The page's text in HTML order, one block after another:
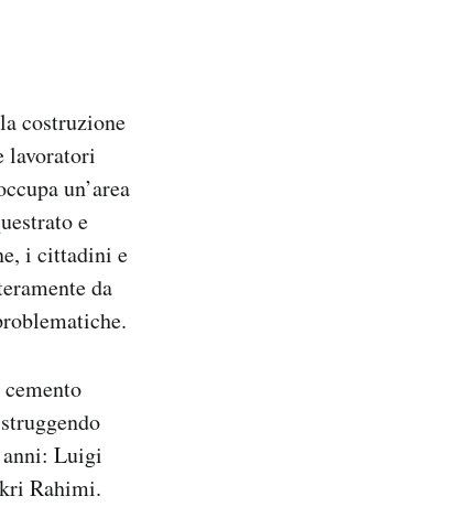
costruzione
lavoratori
un’area
e
i cittadini e
da
anni: Luigi
Rahimi.